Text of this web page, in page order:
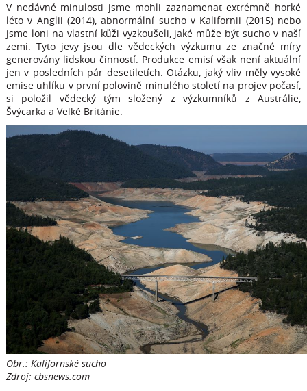
V nedávné minulosti jsme mohli zaznamenat extrémně horké
léto v Anglii (2014), abnormální sucho v Kalifornii (2015) nebo
jsme loni na vlastní kůži vyzkoušeli, jaké může být sucho v naší
zemi. Tyto jevy jsou dle vědeckých výzkumu ze značné míry
generovány lidskou činností. Produkce emisí však není aktuální
jen v posledních pár desetiletích. Otázku, jaký vliv měly vysoké
emise uhlíku v první polovině minulého století na projev počasí,
si položil vědecký tým složený z výzkumníků z Austrálie,
Švýcarka a Velké Británie.
Obr.: Kalifornské sucho
Zdroj: cbsnews.com